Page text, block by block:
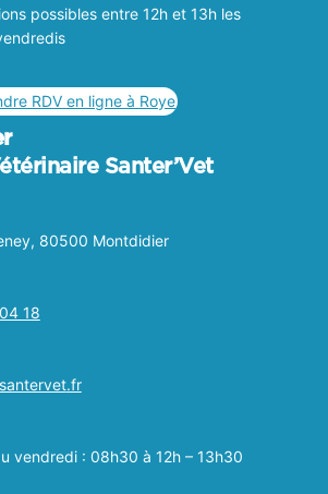
possibles entre 12h et 13h les
RDV en ligne à Roye
Santer’Vet
80500 Montdidier
18
.fr
vendredi : 08h30 à 12h – 13h30